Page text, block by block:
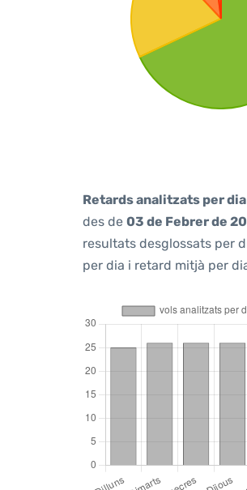
Retards analitzats per
des de 03 de Febrer de
resultats desglossats per
per dia i retard mitjà per